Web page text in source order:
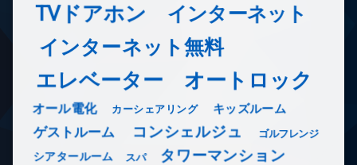
TVドアホン インターネット
インターネット無料
エレベーター オートロック
オール電化 カーシェアリング キッズルーム
ゲストルーム コンシェルジュ ゴルフレンジ
シアタールーム スパ タワーマンション